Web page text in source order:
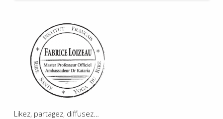
Likez, partagez, diffusez…